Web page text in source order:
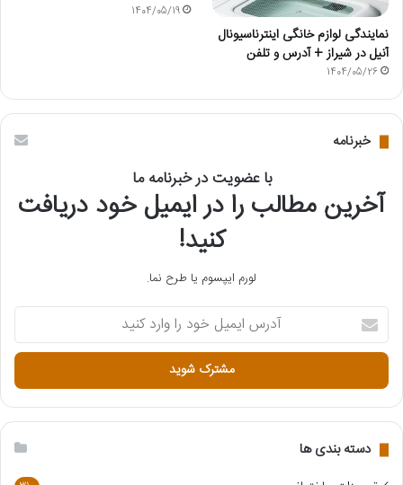
نمایندگی لوازم خانگی اینترناسیونال
آنیل در شیراز + آدرس و تلفن
1404/05/26
1404/05/19
خبرنامه
با عضویت در خبرنامه ما
آخرین مطالب را در ایمیل خود دریافت
کنید!
لورم ایپسوم یا طرح‌ نما.
آ
ر
ا
ی
م
ی
دسته بندی ها